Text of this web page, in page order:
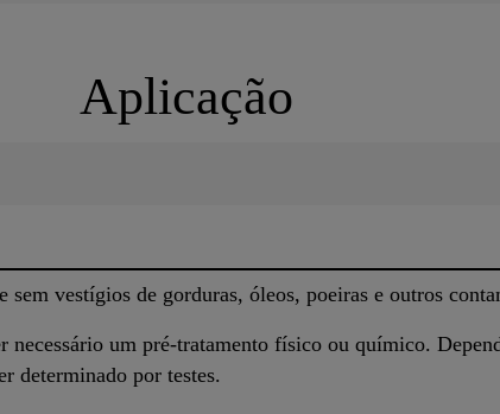
Aplicação
sem vestígios de gorduras, óleos, poeiras e outros
necessário um pré-tratamento físico ou químico.
determinado por testes.